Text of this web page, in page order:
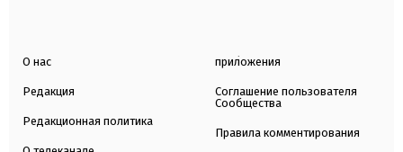
О нас
Редакция
Редакционная политика
приложения
Соглашение пользователя
Сообщества
Правила комментирования